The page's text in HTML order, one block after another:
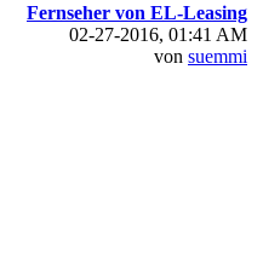
Fernseher von EL-Leasing
02-27-2016, 01:41 AM
von suemmi